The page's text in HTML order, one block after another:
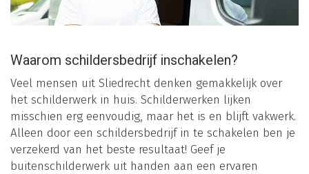
Waarom schildersbedrijf inschakelen?
Veel mensen uit Sliedrecht denken gemakkelijk over
het schilderwerk in huis. Schilderwerken lijken
misschien erg eenvoudig, maar het is en blijft vakwerk.
Alleen door een schildersbedrijf in te schakelen ben je
verzekerd van het beste resultaat! Geef je
buitenschilderwerk uit handen aan een ervaren